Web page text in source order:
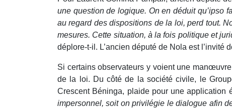
une question de logique. On en déduit qu’ipso
au regard des dispositions de la loi, perd tout.
mesures. Cette situation, à la fois politique et
déplore-t-il. L’ancien député de Nola est l’invité
Si certains observateurs y voient une
de la loi. Du côté de la société civile, le
Crescent Béninga, plaide pour une application
impersonnel, soit on privilégie le dialogue afin